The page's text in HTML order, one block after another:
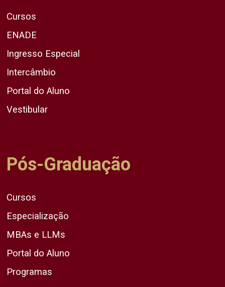
Cursos
ENADE
Ingresso Especial
Intercâmbio
Portal do Aluno
Vestibular
Pós-Graduação
Cursos
Especialização
MBAs e LLMs
Portal do Aluno
Programas